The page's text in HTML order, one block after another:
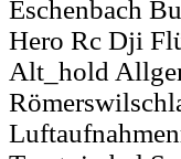
Eschenbach
Hero Rc Dji
Alt_hold